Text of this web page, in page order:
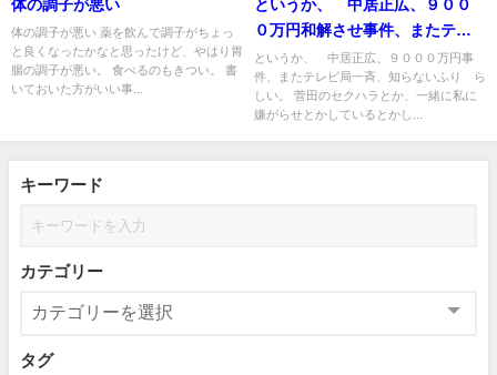
体の調子が悪い
体の調子が悪い 薬を飲んで調子がちょっ
と良くなったかなと思ったけど、やはり胃
腸の調子が悪い。 食べるのもきつい。 書
いておいた方がいい事...
というか、 中居正広、９００
０万円和解させ事件、またテレ
ビ局一斉、知らないふり らし
い ４６０億円アメリカ側から
スマイルアップへ請求
というか、 中居正広、９０００万円事
件、またテレビ局一斉、知らないふり ら
しい。 菅田のセクハラとか、一緒に私に
嫌がらせとかしているとかし...
キーワード
カテゴリー
タグ